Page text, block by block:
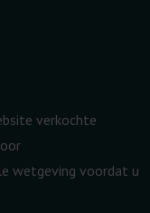
verkochte
wetgeving voordat u